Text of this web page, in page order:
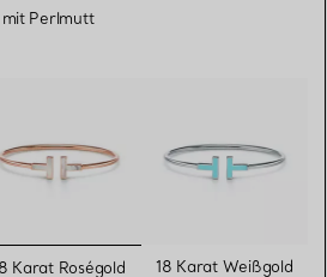
Perlmutt
ausgewählt
Karat Roségold 18 Karat Weißgold